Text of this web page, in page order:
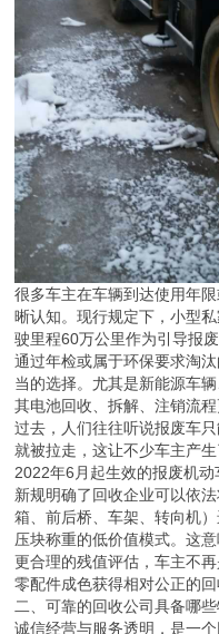
很多车主在车辆到达使用年
晰认知。现行规定下，小型
驶里程60万公里作为引导报
通过年检或属于环保要求淘
当的选择。尤其是新能源车
其电池回收、拆解、注销流程
过去，人们往往听说报废车
就被拉走，这让不少车主产生
2022年6月起生效的报废机动
新规明确了回收企业可以依
箱、前后桥、车架、转向机
压块称重的低价值模式。这
更合理的残值评估，车主不再
零配件成色获得相对公正的回
二、可靠的回收公司具备哪
诚信经营与服务透明，是一